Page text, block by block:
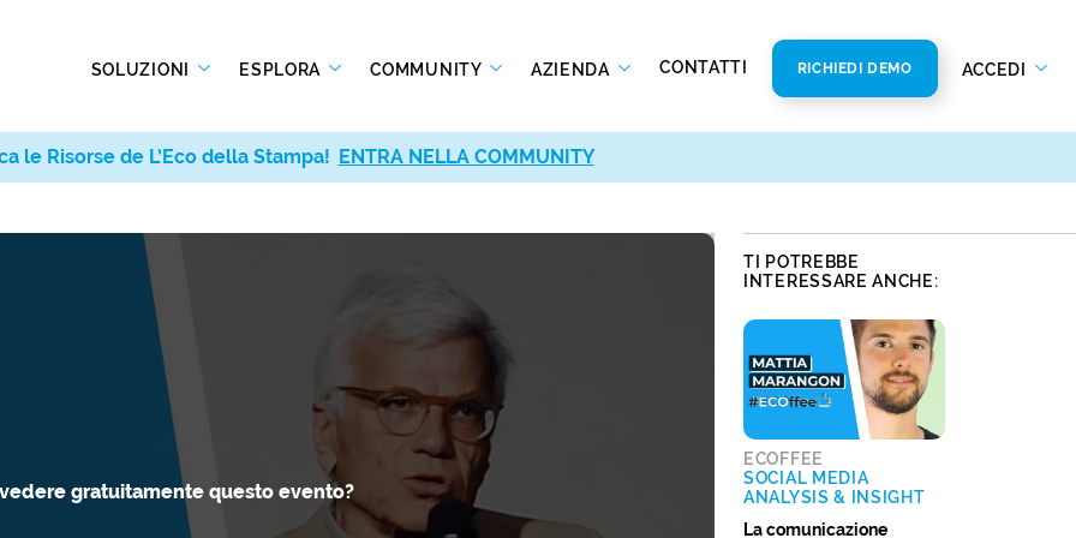
SOLUZIONI ESPLORA COMMUNITY AZIENDA CONTATTI RICHIEDI DEMO ACCEDI
gratuitamente questo evento?
TI POTREBBE
INTERESSARE ANCHE:
ECOFFEE
SOCIAL MEDIA
ANALYSIS & INSIGHT
La comunicazione
le Risorse de L’Eco della Stampa! ENTRA NELLA COMMUNITY
le Risorse de L’Eco della Stampa! ENTRA NELLA COMMUNITY